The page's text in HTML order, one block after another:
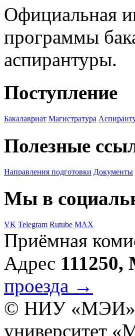
Официальная
программы
аспирантуры.
Поступление
Бакалавриат Магистратура
Полезные
Направления подготовки Документы
Мы в
VK Telegram Rutube MAX
Приёмная
Адрес
проезда →
© НИУ
университет